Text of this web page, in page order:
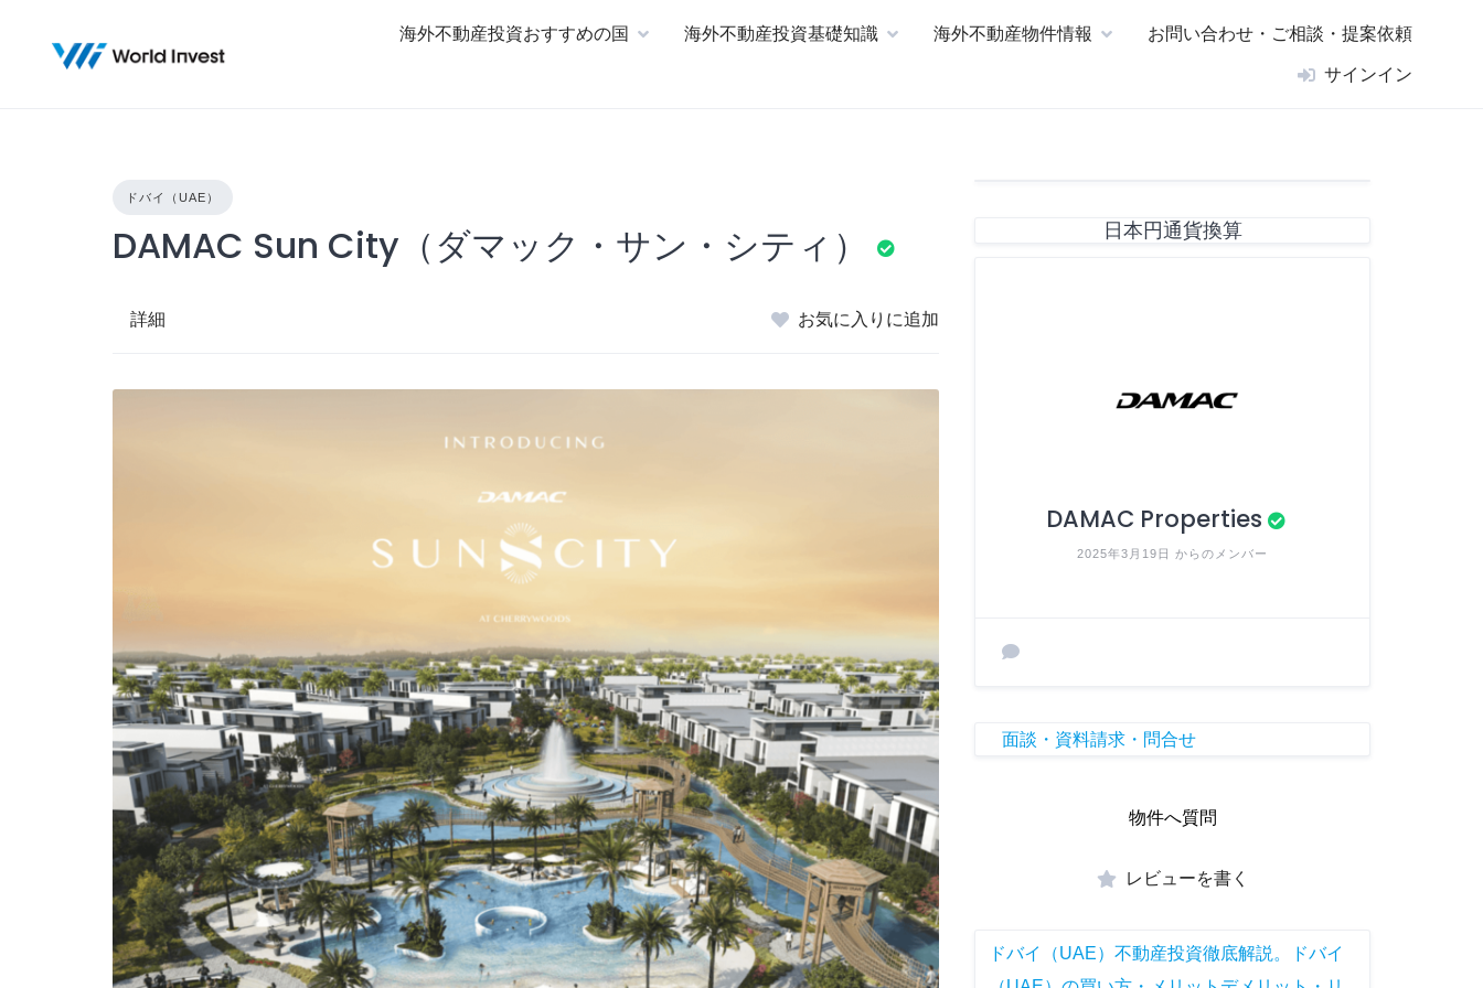
海外不動産投資おすすめの国 海外不動産投資基礎知識 海外不動産物件情報 お問い合わせ・ご相談・提案依頼
サインイン
ドバイ（UAE）
DAMAC Sun City（ダマック・サン・シティ）
詳細 お気に入りに追加
物件へ質問
レビューを書く
DAMAC Properties
2025年3月19日 からのメンバー
面談・資料請求・問合せ
日本円通貨換算
ドバイ（UAE）不動産投資徹底解説。ドバイ